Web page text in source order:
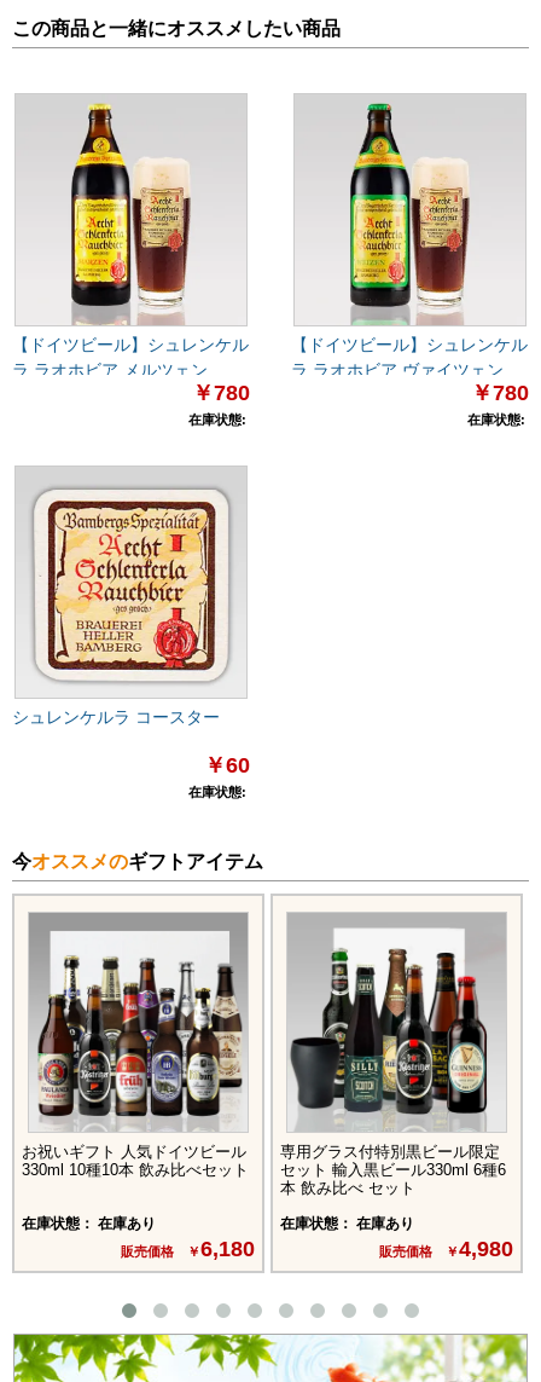
この商品と一緒にオススメしたい商品
【ドイツビール】シュレンケル
ラ ラオホビア メルツェン
￥780
在庫状態:
【ドイツビール】シュレンケル
ラ ラオホビア ヴァイツェン
￥780
在庫状態:
シュレンケルラ コースター
￥60
在庫状態:
今オススメのギフトアイテム
お祝いギフト 人気ドイツビール
330ml 10種10本 飲み比べセット
在庫状態： 在庫あり
販売価格 ￥6,180
専用グラス付特別黒ビール限定
セット 輸入黒ビール330ml 6種6
本 飲み比べ セット
在庫状態： 在庫あり
販売価格 ￥4,980